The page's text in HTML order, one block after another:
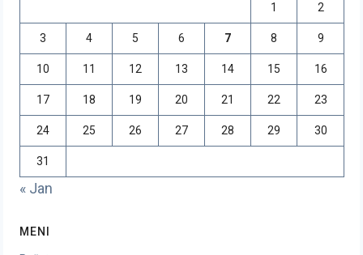
1 2
3 4 5 6 7 8 9
10 11 12 13 14 15 16
17 18 19 20 21 22 23
24 25 26 27 28 29 30
31
« Jan
MENI